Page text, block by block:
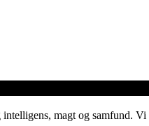
magt og samfund.